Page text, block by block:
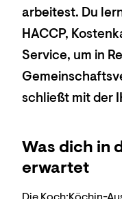
arbeitest. Du
HACCP,
Service, um in
schließt mit der
Was dich in
erwartet